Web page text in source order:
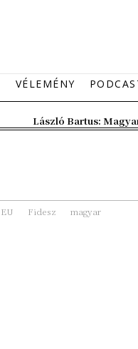
VÉLEMÉNY
László Bartus:
EU Fidesz magyar